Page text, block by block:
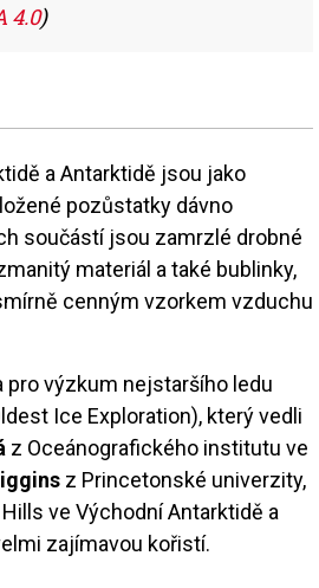
4.0)
a Antarktidě jsou jako
pozůstatky dávno
součástí jsou zamrzlé drobné
materiál a také bublinky,
cenným vzorkem vzduchu
výzkum nejstaršího ledu
Ice Exploration), který vedli
z Oceánografického institutu ve
z Princetonské univerzity,
ve Východní Antarktidě a
zajímavou kořistí.